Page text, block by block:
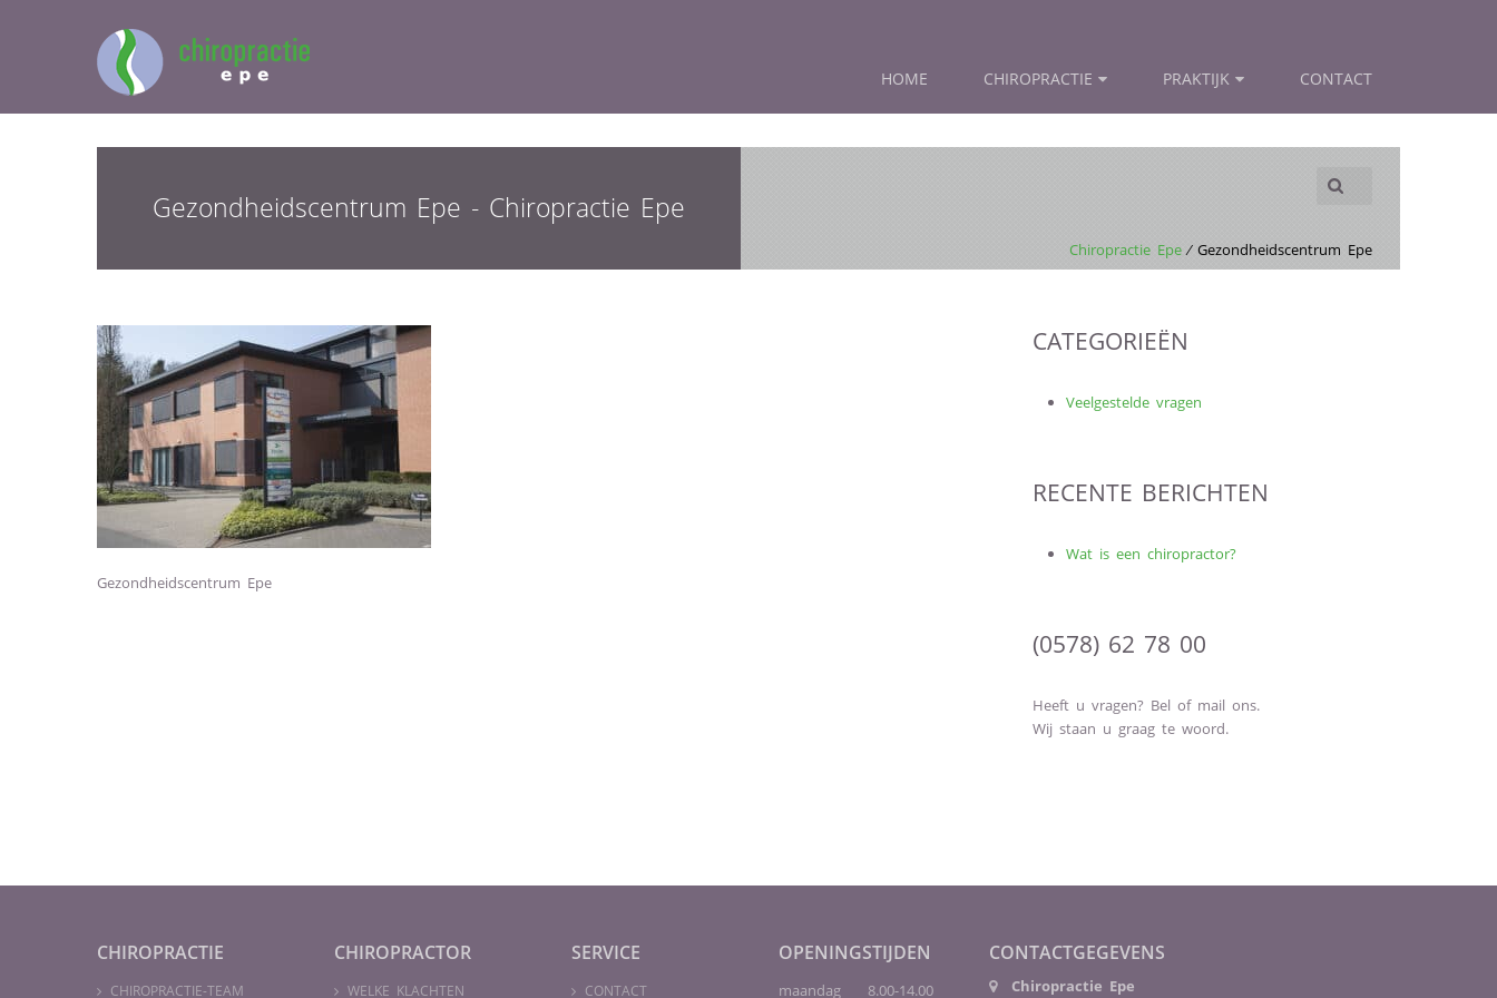
HOME CHIROPRACTIE PRAKTIJK CONTACT
Gezondheidscentrum Epe - Chiropractie Epe
Chiropractie Epe⁄ Gezondheidscentrum Epe
Gezondheidscentrum Epe
CATEGORIEËN
Veelgestelde vragen
RECENTE BERICHTEN
Wat is een chiropractor?
(0578) 62 78 00
Heeft u vragen? Bel of mail ons.
Wij staan u graag te woord.
CHIROPRACTIE
CHIROPRACTIE-TEAM
CHIROPRACTOR
WELKE KLACHTEN
SERVICE
CONTACT
OPENINGSTIJDEN
maandag 8.00-14.00
CONTACTGEGEVENS
Chiropractie Epe